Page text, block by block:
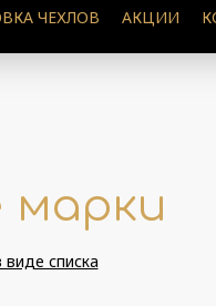
ЧЕХЛОВ АКЦИИ
списка